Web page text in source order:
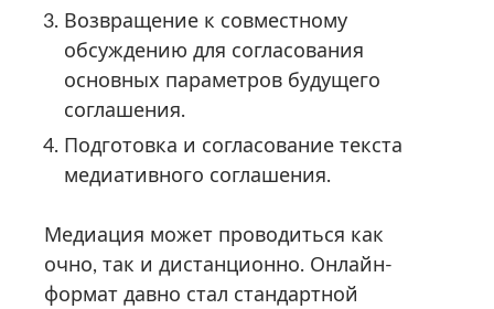
Возвращение к совместному
обсуждению для согласования
основных параметров будущего
соглашения.
Подготовка и согласование текста
медиативного соглашения.
Медиация может проводиться как
очно, так и дистанционно. Онлайн-
формат давно стал стандартной